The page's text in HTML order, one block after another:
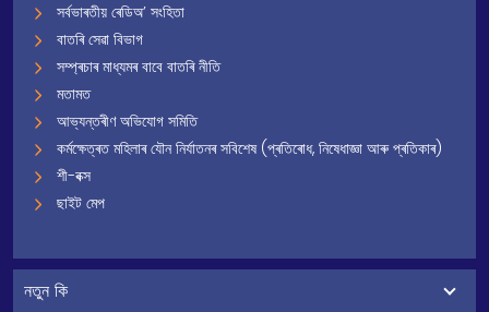
সৰ্বভাৰতীয় ৰেডিঅ’ সংহিতা
বাতৰি সেৱা বিভাগ
সম্প্ৰচাৰ মাধ্যমৰ বাবে বাতৰি নীতি
মতামত
আভ্যন্তৰীণ অভিযোগ সমিতি
কৰ্মক্ষেত্ৰত মহিলাৰ যৌন নিৰ্যাতনৰ সবিশেষ (প্ৰতিৰোধ, নিষেধাজ্ঞা আৰু প্ৰতিকাৰ)
শী-বক্স
ছাইট মেপ
নতুন কি